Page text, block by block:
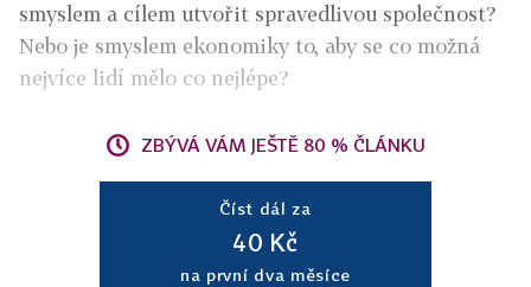
smyslem a cílem utvořit spravedlivou společnost?
Nebo je smyslem ekonomiky to, aby se co možná
nejvíce lidí mělo co nejlépe?
ZBÝVÁ VÁM JEŠTĚ 80 % ČLÁNKU
Číst dál za
40 Kč
na první dva měsíce